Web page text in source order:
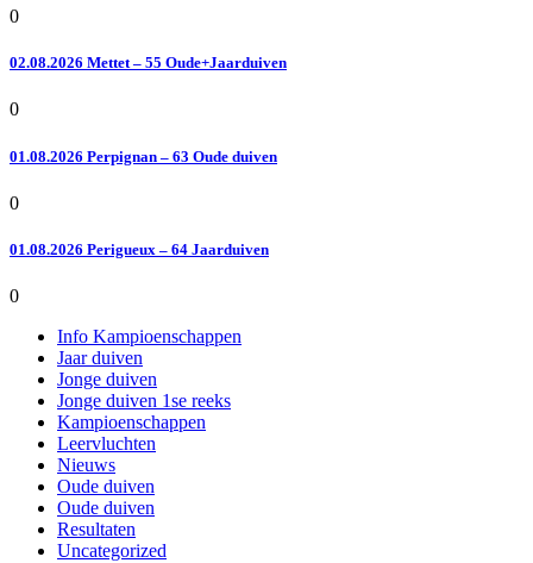
0
02.08.2026 Mettet – 55 Oude+Jaarduiven
0
01.08.2026 Perpignan – 63 Oude duiven
0
01.08.2026 Perigueux – 64 Jaarduiven
0
Info Kampioenschappen
Jaar duiven
Jonge duiven
Jonge duiven 1se reeks
Kampioenschappen
Leervluchten
Nieuws
Oude duiven
Oude duiven
Resultaten
Uncategorized